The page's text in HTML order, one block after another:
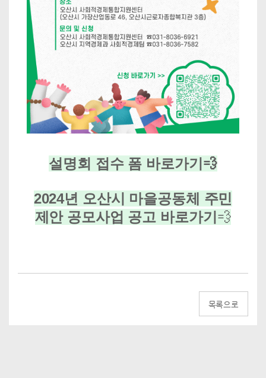
설명회 접수 폼 바로가기💨
2024년 오산시 마을공동체 주민
제안 공모사업 공고 바로가기 💨
목록으로